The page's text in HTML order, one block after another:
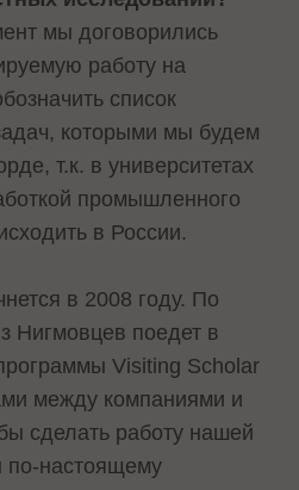
мы договорились
работу на
список
которыми мы будем
т.к. в университетах
промышленного
в России.
в 2008 году. По
Нигмовцев поедет в
Visiting Scholar
между компаниями и
сделать работу нашей
по-настоящему